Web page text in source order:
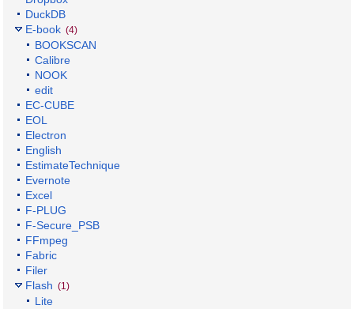
DuckDB
E-book (4)
BOOKSCAN
Calibre
NOOK
edit
EC-CUBE
EOL
Electron
English
EstimateTechnique
Evernote
Excel
F-PLUG
F-Secure_PSB
FFmpeg
Fabric
Filer
Flash (1)
Lite